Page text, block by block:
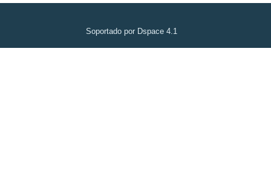
Soportado por Dspace 4.1